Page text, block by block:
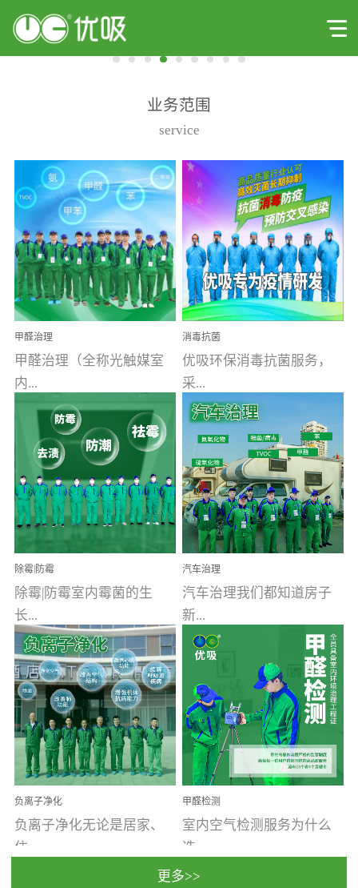
业务范围
service
甲醛治理
甲醛治理（全称光触媒室
内...
空气污染净化治理）工业
文明的进步，创造了多姿
多彩的家居产品和生活情
调，但也带来了以甲醛为
首的室内...
消毒抗菌
优吸环保消毒抗菌服务，
采...
用行业公认奥维牌消毒
液，具备杀死人体冠状病
毒的功效，杀菌率
99.99%。相对于传统消毒
液来说，无...
除霉|防霉
除霉|防霉室内霉菌的生
长...
受温度、湿度、基质养
分、通风四个条件影响，
温暖潮湿、营养物质多、
通风缓慢的空间最易滋生
大量霉菌的...
汽车治理
汽车治理我们都知道房子
新...
装修完会有甲醛，其实汽
车的甲醛超标问题更为严
重。汽车的空间范围小，
配件、皮具、装饰多，这
些都是汽...
负离子净化
负离子净化无论是居家、
住...
甲醛检测
室内空气检测服务为什么
选...
更多>>